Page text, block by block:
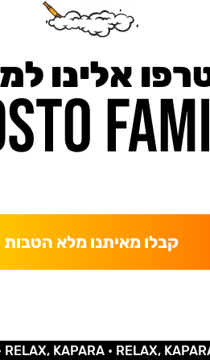
אלינו
קבלו מאיתנו מלא הטבות
KAPARA •RELAX, KAPARA •